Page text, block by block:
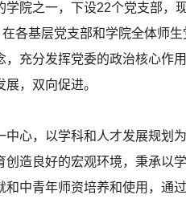
之一，下设22个党支部，
各基层党支部和学院全体师
充分发挥党委的政治核心作
，双向促进。
，以学科和人才发展规划为
造良好的宏观环境，秉承以
中青年师资培养和使用，通